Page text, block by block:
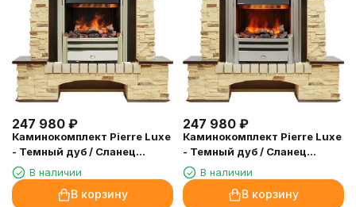
247 980 ₽
Каминокомплект Pierre Luxe
- Темный дуб / Сланец
(Высота 1005мм) с очагом
Cavendish
В наличии
В корзину
247 980 ₽
Каминокомплект Pierre Luxe
- Темный дуб / Сланец
(Высота 1005мм) с очагом
Chesford
В наличии
В корзину